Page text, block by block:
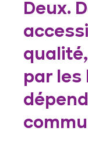
Deux.
par les